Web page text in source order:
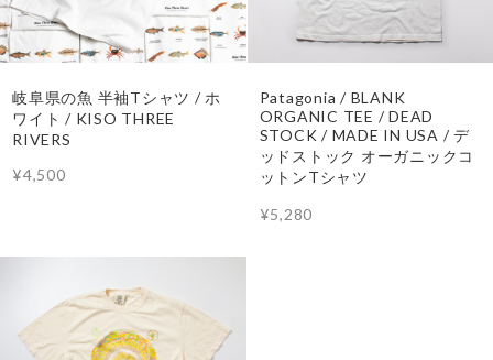
岐阜県の魚 半袖Tシャツ / ホ
ワイト / KISO THREE
RIVERS
¥4,500
Patagonia / BLANK
ORGANIC TEE / DEAD
STOCK / MADE IN USA / デ
ッドストック オーガニックコ
ットンTシャツ
¥5,280